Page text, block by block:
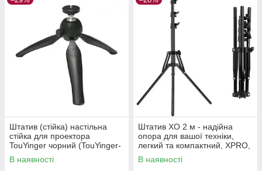
Штатив (стійка) настільна
стійка для проектора
TouYinger чорний (TouYinger-
desktop-tripod_399)
В наявності
Штатив XO 2 м - надійна
опора для вашої техніки,
легкий та компактний, XPRO,
2 м (24245-01_355)
В наявності